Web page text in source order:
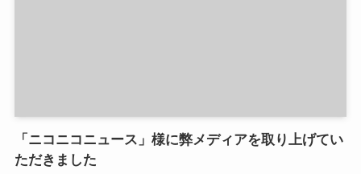
「ニコニコニュース」様に弊メディアを取り上げてい
ただきました